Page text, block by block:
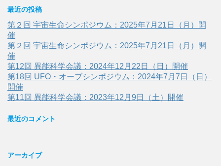
最近の投稿
第２回 宇宙生命シンポジウム：2025年7月21日（月）開
催
第２回 宇宙生命シンポジウム：2025年7月21日（月）開
催
第12回 異能科学会議：2024年12月22日（日）開催
第18回 UFO・オーブシンポジウム：2024年7月7日（日）
開催
第11回 異能科学会議：2023年12月9日（土）開催
最近のコメント
アーカイブ